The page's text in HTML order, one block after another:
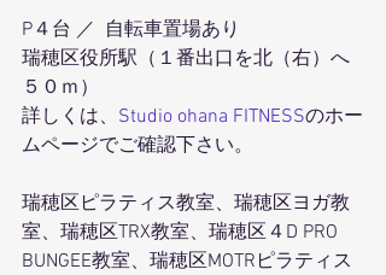
P４台 ／  自転車置場あり
瑞穂区役所駅（１番出口を北（右）へ
５０ｍ）
詳しくは、 Studio ohana FITNESSのホー
ムページでご確認下さい。
瑞穂区ピラティス教室、瑞穂区ヨガ教
室、瑞穂区TRX教室、瑞穂区４D PRO
BUNGEE教室、瑞穂区MOTRピラティス